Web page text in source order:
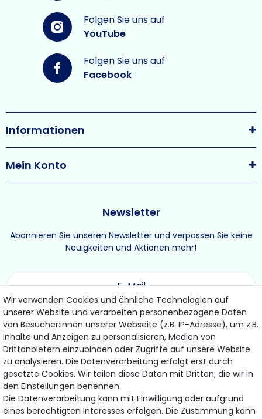
Folgen Sie uns auf
YouTube
Folgen Sie uns auf
Facebook
Newsletter
Abonnieren Sie unseren Newsletter und verpassen Sie keine
Neuigkeiten und Aktionen mehr!
ABONNIEREN
Hiermit bestätige ich, dass ich die Daten­schutz­erklärunggelesen habe.
Meine Einwilligung kann ich jederzeit widerrufen.
Informationen
Mein Konto
Wir verwenden Cookies und ähnliche Technologien auf
unserer Website und verarbeiten personenbezogene Daten
von Besucher:innen unserer Webseite (z.B. IP-Adresse), um z.B.
Inhalte und Anzeigen zu personalisieren, Medien von
Drittanbietern einzubinden oder Zugriffe auf unsere Website
zu analysieren. Die Datenverarbeitung erfolgt erst durch
gesetzte Cookies. Wir teilen diese Daten mit Dritten, die wir in
den Einstellungen benennen.
Die Datenverarbeitung kann mit Einwilligung oder aufgrund
eines berechtigten Interesses erfolgen. Die Zustimmung kann